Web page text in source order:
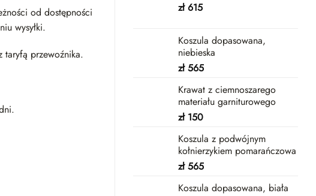
od dostępności
wysyłki.
taryfą przewoźnika.
zł615
Koszula dopasowana,
niebieska
zł565
Krawat z ciemnoszarego
materiału garniturowego
zł150
Koszula z podwójnym
kołnierzykiem pomarańczowa
zł565
Koszula dopasowana, biała